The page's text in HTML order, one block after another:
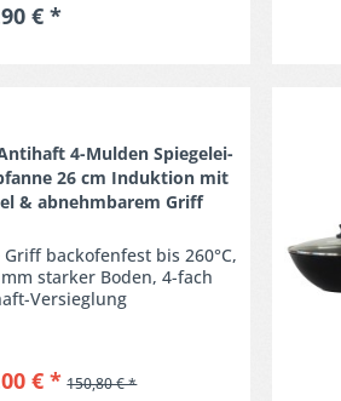
€ *
4-Mulden Spiegelei-
26 cm Induktion mit
& abnehmbarem Griff
backofenfest bis 260°C,
starker Boden, 4-fach
Versieglung
€ * 150,80 € *